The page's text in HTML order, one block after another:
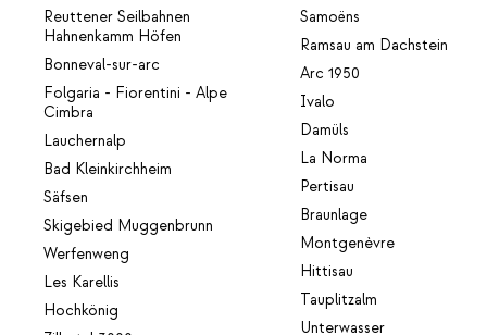
Reuttener Seilbahnen
Hahnenkamm Höfen
Bonneval-sur-arc
Folgaria - Fiorentini - Alpe
Cimbra
Lauchernalp
Bad Kleinkirchheim
Säfsen
Skigebied Muggenbrunn
Werfenweng
Les Karellis
Hochkönig
Samoëns
Ramsau am Dachstein
Arc 1950
Ivalo
Damüls
La Norma
Pertisau
Braunlage
Montgenèvre
Hittisau
Tauplitzalm
Unterwasser